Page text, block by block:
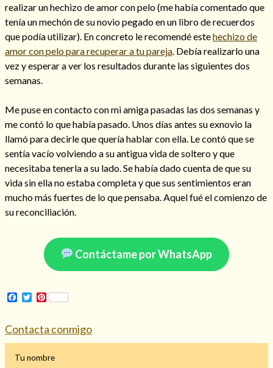
Endulzamiento
Consulta de tarot online
realizar un hechizo de amor con pelo (me había comentado que
tenía un mechón de su novio pegado en un libro de recuerdos
que podía utilizar). En concreto le recomendé estehechizo de
amor con pelo para recuperar a tu pareja . Debía realizarlo una
vez y esperar a ver los resultados durante las siguientes dos
semanas.
Me puse en contacto con mi amiga pasadas las dos semanas y
me contó lo que había pasado. Unos días antes su exnovio la
llamó para decirle que quería hablar con ella. Le contó que se
sentía vacío volviendo a su antigua vida de soltero y que
necesitaba tenerla a su lado. Se había dado cuenta de que su
vida sin ella no estaba completa y que sus sentimientos eran
mucho más fuertes de lo que pensaba. Aquel fué el comienzo de
su reconciliación.
Contáctame por WhatsApp
Facebook
Twitter
Pinterest
Contacta conmigo
Tu nombre